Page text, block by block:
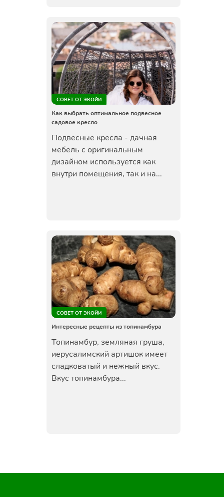
СОВЕТ ОТ ЭКОЙИ
Как выбрать оптимальное подвесное
садовое кресло
Подвесные кресла - дачная
мебель с оригинальным
дизайном используется как
внутри помещения, так и на...
СОВЕТ ОТ ЭКОЙИ
Интересные рецепты из топинамбура
Топинамбур, земляная груша,
иерусалимский артишок имеет
сладковатый и нежный вкус.
Вкус топинамбура...